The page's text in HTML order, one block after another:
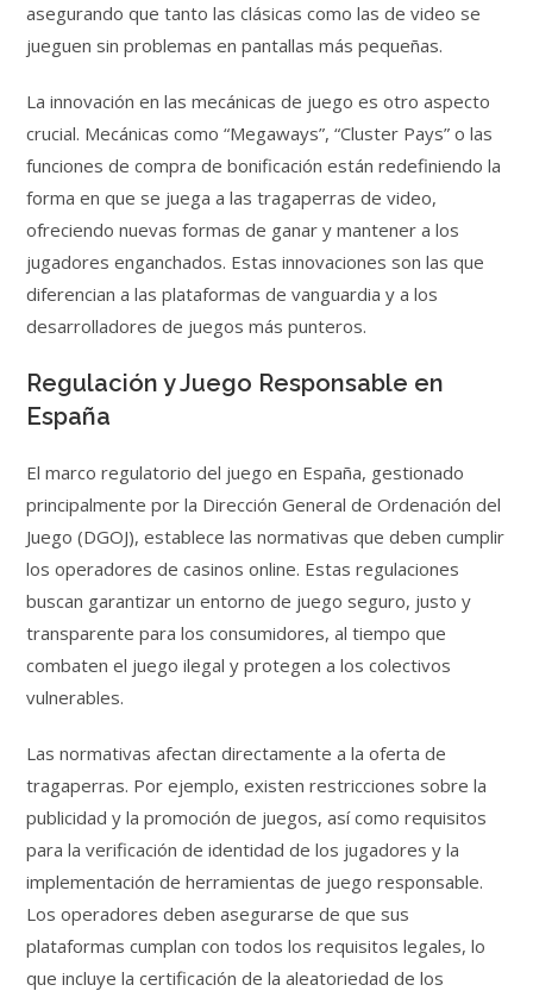
asegurando que tanto las clásicas como las de video se
jueguen sin problemas en pantallas más pequeñas.
La innovación en las mecánicas de juego es otro aspecto
crucial. Mecánicas como “Megaways”, “Cluster Pays” o las
funciones de compra de bonificación están redefiniendo la
forma en que se juega a las tragaperras de video,
ofreciendo nuevas formas de ganar y mantener a los
jugadores enganchados. Estas innovaciones son las que
diferencian a las plataformas de vanguardia y a los
desarrolladores de juegos más punteros.
Regulación y Juego Responsable en
España
El marco regulatorio del juego en España, gestionado
principalmente por la Dirección General de Ordenación del
Juego (DGOJ), establece las normativas que deben cumplir
los operadores de casinos online. Estas regulaciones
buscan garantizar un entorno de juego seguro, justo y
transparente para los consumidores, al tiempo que
combaten el juego ilegal y protegen a los colectivos
vulnerables.
Las normativas afectan directamente a la oferta de
tragaperras. Por ejemplo, existen restricciones sobre la
publicidad y la promoción de juegos, así como requisitos
para la verificación de identidad de los jugadores y la
implementación de herramientas de juego responsable.
Los operadores deben asegurarse de que sus
plataformas cumplan con todos los requisitos legales, lo
que incluye la certificación de la aleatoriedad de los